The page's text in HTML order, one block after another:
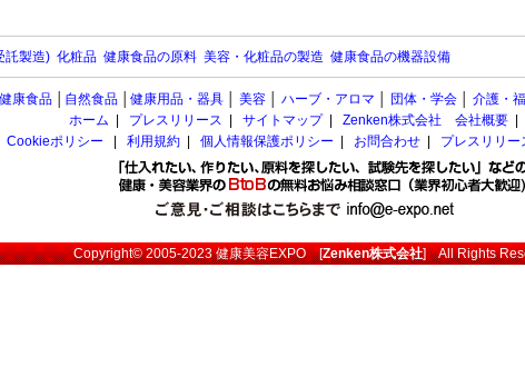
託製造) 化粧品 健康食品の原料 美容・化粧品の製造 健康食品の機器設備
健康食品 自然食品 健康用品・器具 美容 ハーブ・アロマ 団体・学会 介護・
ホーム
プレスリリース サイトマップ| Zenken株式会社 会社概要
Cookieポリシー
利用規約 個人情報保護ポリシー お問合わせ プレスリリ
Copyright© 2005-2023健康美容EXPO[Zenken株式会社] All Rights